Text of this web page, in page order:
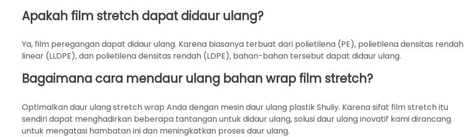
Apakah film stretch dapat didaur ulang?
Ya, film peregangan dapat didaur ulang. Karena biasanya terbuat dari polietilena (PE), polietilena densitas rendah
linear (LLDPE), dan polietilena densitas rendah (LDPE), bahan-bahan tersebut dapat didaur ulang.
Bagaimana cara mendaur ulang bahan wrap film stretch?
Optimalkan daur ulang stretch wrap Anda dengan mesin daur ulang plastik Shuliy. Karena sifat film stretch itu
sendiri dapat menghadirkan beberapa tantangan untuk didaur ulang, solusi daur ulang inovatif kami dirancang
untuk mengatasi hambatan ini dan meningkatkan proses daur ulang.